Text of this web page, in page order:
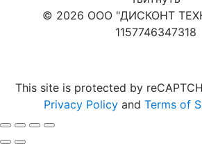
© 2026 ООО "ДИСКОНТ
1157746347318
This site is protected by
Privacy Policyand Terms of